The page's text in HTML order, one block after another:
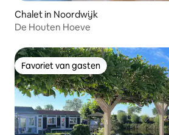
Chalet in Noordwijk
De Houten Hoeve
Favoriet van gasten
Favoriet van gasten